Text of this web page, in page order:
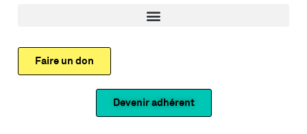
Faire un don
Devenir adhérent